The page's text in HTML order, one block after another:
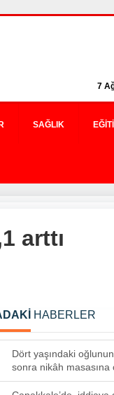
7
SAĞLIK
arttı
HABERLER
Dört yaşındaki
sonra nikâh masasına